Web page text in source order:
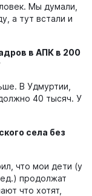
Мы думали,
а тут встали и
в АПК в 200
В Удмуртии,
40 тысяч. У
села без
что мои дети (у
продолжат
что хотят,